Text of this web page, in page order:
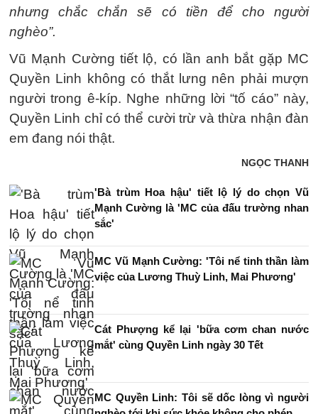
nhưng chắc chắn sẽ có tiền để cho người
nghèo”.
Vũ Mạnh Cường tiết lộ, có lần anh bắt gặp MC
Quyền Linh không có thắt lưng nên phải mượn
người trong ê-kíp. Nghe những lời “tố cáo” này,
Quyền Linh chỉ có thể cười trừ và thừa nhận đàn
em đang nói thật.
NGỌC THANH
'Bà trùm Hoa hậu' tiết lộ lý do chọn Vũ
Mạnh Cường là 'MC của đấu trường nhan
sắc'
MC Vũ Mạnh Cường: 'Tôi nể tinh thần làm
việc của Lương Thuỳ Linh, Mai Phương'
Cát Phượng kể lại 'bữa cơm chan nước
mắt' cùng Quyền Linh ngày 30 Tết
MC Quyền Linh: Tôi sẽ dốc lòng vì người